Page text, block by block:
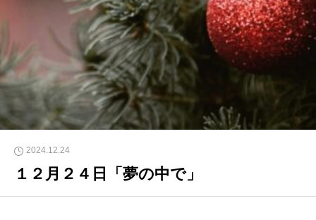
2024.12.24
１２月２４日「夢の中で」